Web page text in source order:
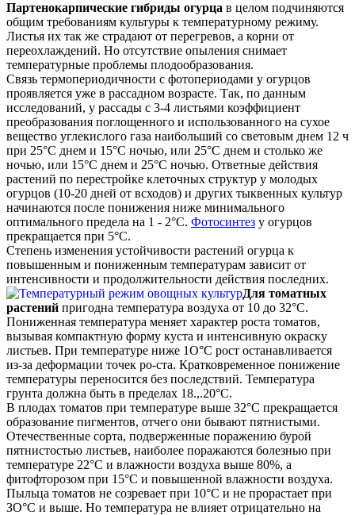
Партенокарпичеcкие гибриды огурца в целом подчиняются
общим требованиям культуры к температурному режиму.
Листья их так же страдают от перегревов, а корни от
переохлаждений. Но отсутствие опыления снимает
температурные проблемы плодообразования.
Связь термопериодичности с фотопериодами у огурцов
проявляется уже в рассадном возрасте. Так, по данным
исследований, у рассады с 3-4 листьями коэффициент
преобразования поглощенного и использованного на сухое
вещество углекислого газа наибольший со световым днем 12 ч
при 25°С днем и 15°С ночью, или 25°С днем и столько же
ночью, или 15°С днем и 25°С ночью. Ответные действия
растений по перестройке клеточных структур у молодых
огурцов (10-20 дней от всходов) и других тыквенных культур
начинаются после понижения ниже минимального
оптимального предела на 1 - 2°С. Фотосинтез у огурцов
прекращается при 5°С.
Степень изменения устойчивости растений огурца к
повышенным и пониженным температурам зависит от
интенсивности и продолжительности действия последних.
Для томатных
растений пригодна температура воздуха от 10 до 32°С.
Пониженная температура меняет характер роста томатов,
вызывая компактную форму куста и интенсивную окраску
листьев. При температуре ниже 1О°С рост останавливается
из-за деформации точек ро-ста. Кратковременное понижение
температуры переносится без последствий. Температура
грунта должна быть в пределах 18.,.20°С.
В плодах томатов при температуре выше 32°С прекращается
образование пигментов, отчего они бывают пятнистыми.
Отечественные сорта, подверженные поражению бурой
пятнистостью листьев, наиболее поражаются болезнью при
температуре 22°С и влажности воздуха выше 80%, а
фитофторозом при 15°С и повышенной влажности воздуха.
Пыльца томатов не созревает при 10°С и не прорастает при
ЗО°С и выше. Но температура не влияет отрицательно на